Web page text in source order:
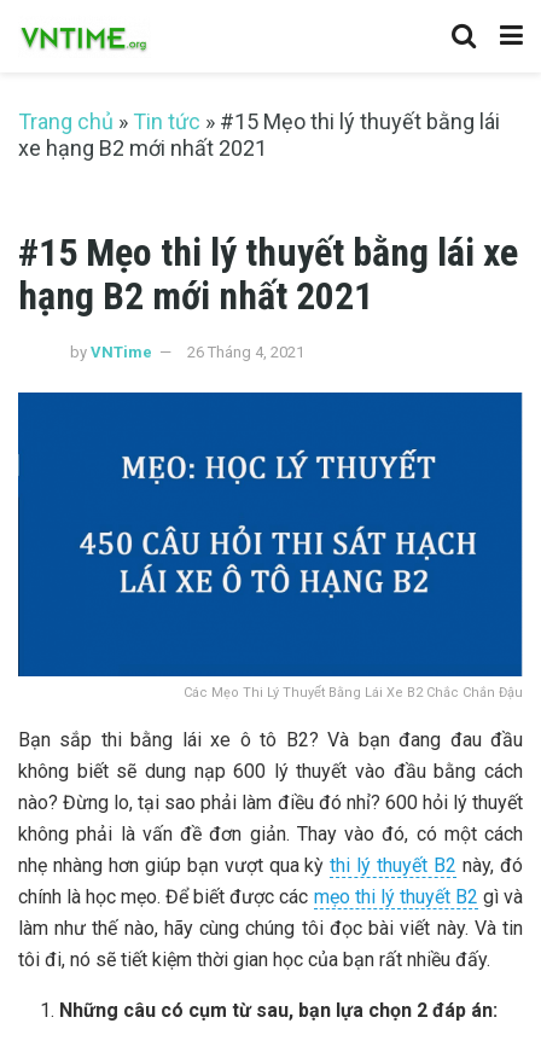
Trang chủ » Tin tức » #15 Mẹo thi lý thuyết bằng lái
xe hạng B2 mới nhất 2021
#15 Mẹo thi lý thuyết bằng lái xe
hạng B2 mới nhất 2021
by VNTime 26 Tháng 4, 2021
Các Mẹo Thi Lý Thuyết Bằng Lái Xe B2 Chắc Chắn Đậu
Bạn sắp thi bằng lái xe ô tô B2? Và bạn đang đau đầu
không biết sẽ dung nạp 600 lý thuyết vào đầu bằng cách
nào? Đừng lo, tại sao phải làm điều đó nhỉ? 600 hỏi lý thuyết
không phải là vấn đề đơn giản. Thay vào đó, có một cách
nhẹ nhàng hơn giúp bạn vượt qua kỳthi lý thuyết B2 này, đó
chính là học mẹo. Để biết được các mẹo thi lý thuyết B2 gì và
làm như thế nào, hãy cùng chúng tôi đọc bài viết này. Và tin
tôi đi, nó sẽ tiết kiệm thời gian học của bạn rất nhiều đấy.
Những câu có cụm từ sau, bạn lựa chọn 2 đáp án: